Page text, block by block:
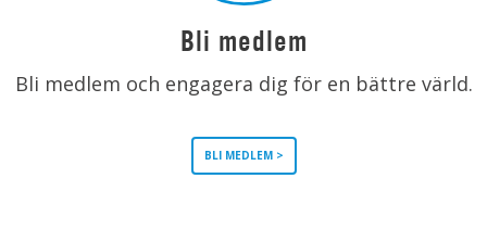
Bli medlem
Bli medlem och engagera dig för en bättre värld.
BLI MEDLEM >